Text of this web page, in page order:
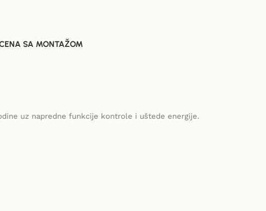
SA MONTAŽOM
uz napredne funkcije kontrole i uštede energije.